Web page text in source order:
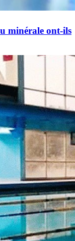
minérale ont-ils